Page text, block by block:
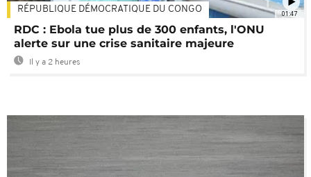
01:47
RÉPUBLIQUE DÉMOCRATIQUE DU CONGO
RDC : Ebola tue plus de 300 enfants, l'ONU
alerte sur une crise sanitaire majeure
Il y a 2 heures